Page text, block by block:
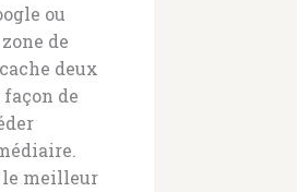
ou
de
deux
de
le meilleur